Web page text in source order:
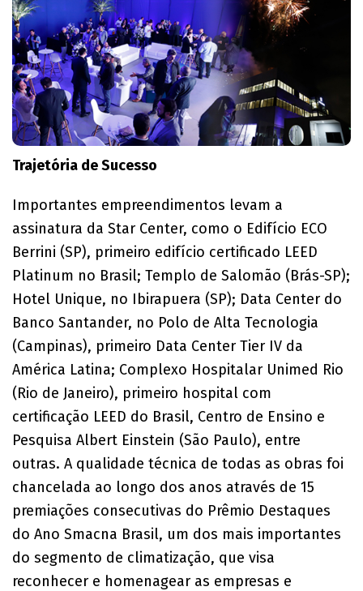
Trajetória de Sucesso
Importantes empreendimentos levam a
assinatura da Star Center, como o Edifício ECO
Berrini (SP), primeiro edifício certificado LEED
Platinum no Brasil; Templo de Salomão (Brás-SP);
Hotel Unique, no Ibirapuera (SP); Data Center do
Banco Santander, no Polo de Alta Tecnologia
(Campinas), primeiro Data Center Tier IV da
América Latina; Complexo Hospitalar Unimed Rio
(Rio de Janeiro), primeiro hospital com
certificação LEED do Brasil, Centro de Ensino e
Pesquisa Albert Einstein (São Paulo), entre
outras. A qualidade técnica de todas as obras foi
chancelada ao longo dos anos através de 15
premiações consecutivas do Prêmio Destaques
do Ano Smacna Brasil, um dos mais importantes
do segmento de climatização, que visa
reconhecer e homenagear as empresas e